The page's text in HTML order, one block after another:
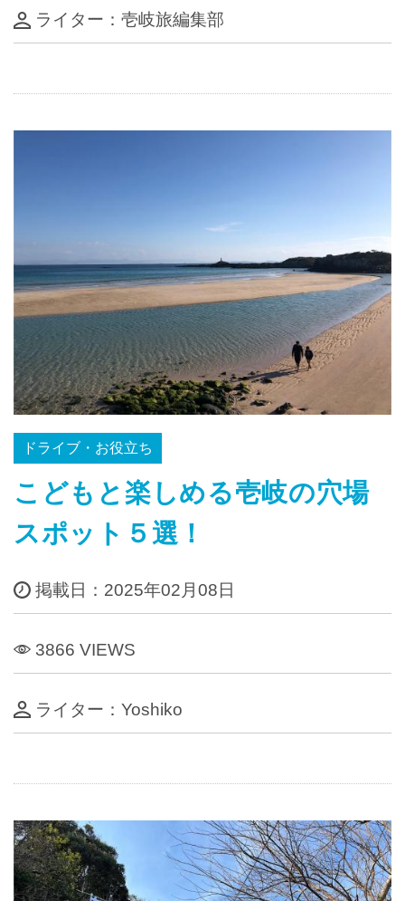
ライター：壱岐旅編集部
ドライブ・お役立ち
こどもと楽しめる壱岐の穴場
スポット５選！
掲載日：2025年02月08日
3866 VIEWS
ライター：Yoshiko